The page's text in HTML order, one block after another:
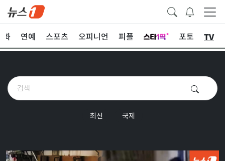
화 연예 스포츠 오피니언 피플 포토 TV
최신 국제